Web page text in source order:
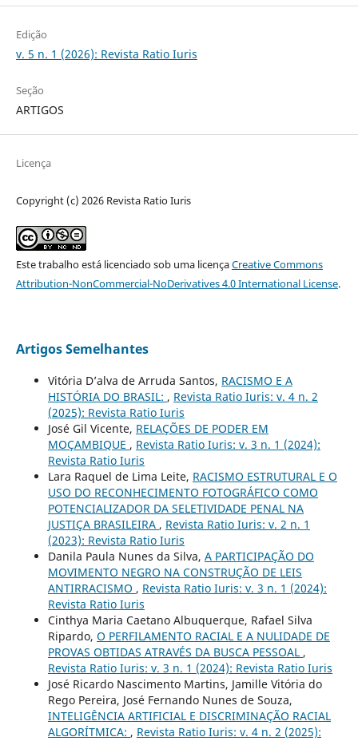
Edição
v. 5 n. 1 (2026): Revista Ratio Iuris
Seção
ARTIGOS
Licença
Copyright (c) 2026 Revista Ratio Iuris
Este trabalho está licenciado sob uma licençaCreative Commons
Attribution-NonCommercial-NoDerivatives 4.0 International License.
Artigos Semelhantes
Vitória D’alva de Arruda Santos, RACISMO E A
HISTÓRIA DO BRASIL: , Revista Ratio Iuris: v. 4 n. 2
(2025): Revista Ratio Iuris
José Gil Vicente, RELAÇÕES DE PODER EM
MOÇAMBIQUE , Revista Ratio Iuris: v. 3 n. 1 (2024):
Revista Ratio Iuris
Lara Raquel de Lima Leite, RACISMO ESTRUTURAL E O
USO DO RECONHECIMENTO FOTOGRÁFICO COMO
POTENCIALIZADOR DA SELETIVIDADE PENAL NA
JUSTIÇA BRASILEIRA , Revista Ratio Iuris: v. 2 n. 1
(2023): Revista Ratio Iuris
Danila Paula Nunes da Silva, A PARTICIPAÇÃO DO
MOVIMENTO NEGRO NA CONSTRUÇÃO DE LEIS
ANTIRRACISMO , Revista Ratio Iuris: v. 3 n. 1 (2024):
Revista Ratio Iuris
Cinthya Maria Caetano Albuquerque, Rafael Silva
Ripardo, O PERFILAMENTO RACIAL E A NULIDADE DE
PROVAS OBTIDAS ATRAVÉS DA BUSCA PESSOAL ,
Revista Ratio Iuris: v. 3 n. 1 (2024): Revista Ratio Iuris
José Ricardo Nascimento Martins, Jamille Vitória do
Rego Pereira, José Fernando Nunes de Souza,
INTELIGÊNCIA ARTIFICIAL E DISCRIMINAÇÃO RACIAL
ALGORÍTMICA: , Revista Ratio Iuris: v. 4 n. 2 (2025):